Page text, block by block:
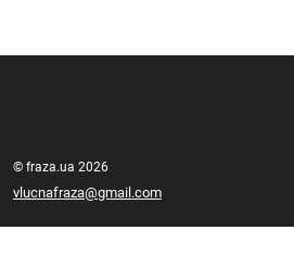
© fraza.ua 2026
vlucnafraza@gmail.com